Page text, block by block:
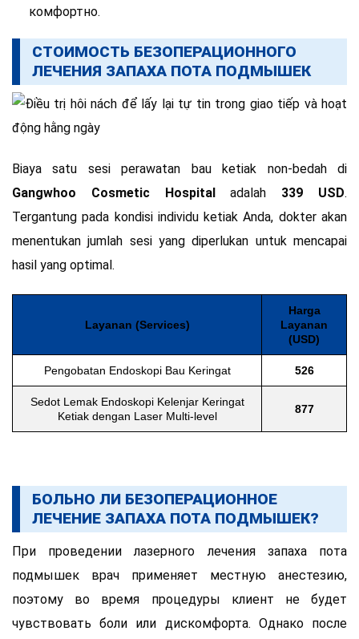
комфортно.
СТОИМОСТЬ БЕЗОПЕРАЦИОННОГО
ЛЕЧЕНИЯ ЗАПАХА ПОТА ПОДМЫШЕК
Biaya satu sesi perawatan bau ketiak non-bedah di
Gangwhoo Cosmetic Hospitaladalah 339 USD.
Tergantung pada kondisi individu ketiak Anda, dokter akan
menentukan jumlah sesi yang diperlukan untuk mencapai
hasil yang optimal.
Layanan (Services)
Harga
Layanan
(USD)
Pengobatan Endoskopi Bau Keringat 526
Sedot Lemak Endoskopi Kelenjar Keringat
Ketiak dengan Laser Multi-level
877
БОЛЬНО ЛИ БЕЗОПЕРАЦИОННОЕ
ЛЕЧЕНИЕ ЗАПАХА ПОТА ПОДМЫШЕК?
При проведении лазерного лечения запаха пота
подмышек врач применяет местную анестезию,
поэтому во время процедуры клиент не будет
чувствовать боли или дискомфорта. Однако после